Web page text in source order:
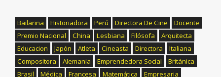
Bailarina Historiadora Perú Directora De Cine
Docente
Premio Nacional
China Lesbiana Filósofa
Arquitecta
Educacion
Japón Atleta Cineasta Directora
Italiana
Compositora
Alemania Emprendedora Social
Británica
Brasil
Médica Francesa Matemática Empresaria